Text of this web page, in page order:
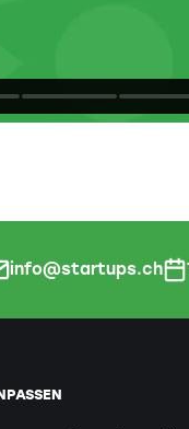
info@startups.ch